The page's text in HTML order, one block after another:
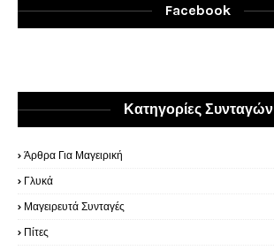
Facebook
Κατηγορίες Συνταγών
Άρθρα Για Μαγειρική
Γλυκά
Μαγειρευτά Συνταγές
Πίτες